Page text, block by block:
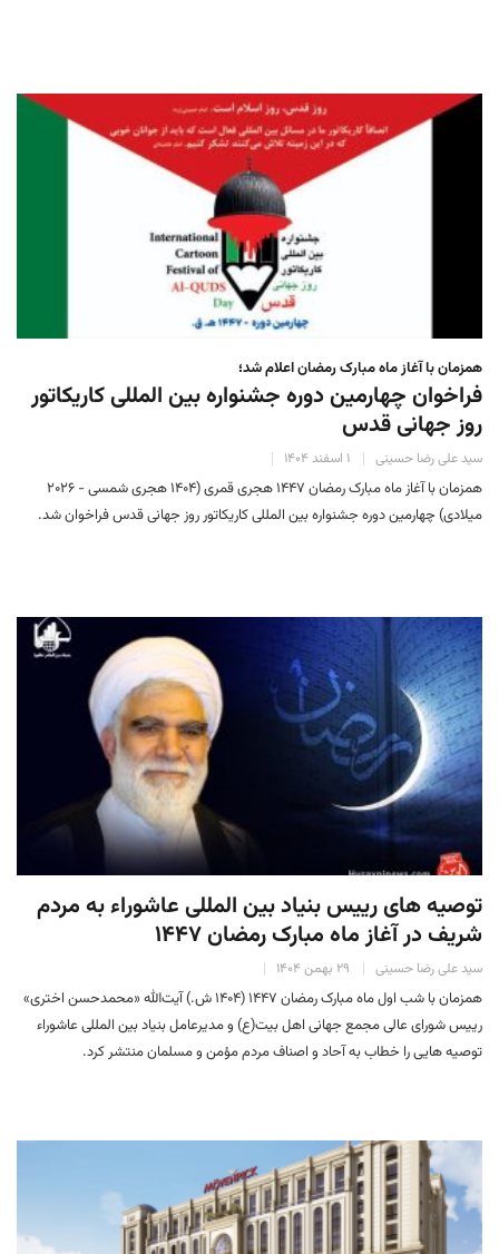
همزمان با آغاز ماه مبارک رمضان اعلام شد؛
فراخوان چهارمین دوره جشنواره بین المللی کاریکاتور
روز جهانی قدس
سید علی رضا حسینی ۱ اسفند ۱۴۰۴
همزمان با آغاز ماه مبارک رمضان ۱۴۴۷ هجری قمری (۱۴۰۴ هجری شمسی - ۲۰۲۶
میلادی) چهارمین دوره جشنواره بین المللی کاریکاتور روز جهانی قدس فراخوان شد.
توصیه های رییس بنیاد بین المللی عاشوراء به مردم
شریف در آغاز ماه مبارک رمضان ۱۴۴۷
سید علی رضا حسینی ۲۹ بهمن ۱۴۰۴
همزمان با شب اول ماه مبارک رمضان ۱۴۴۷ (۱۴۰۴ ش.) آیت‌الله «محمدحسن اختری»
رییس شورای عالی مجمع جهانی اهل بیت(ع) و مدیرعامل بنیاد بین المللی عاشوراء
توصیه هایی را خطاب به آحاد و اصناف مردم مؤمن و مسلمان منتشر کرد.